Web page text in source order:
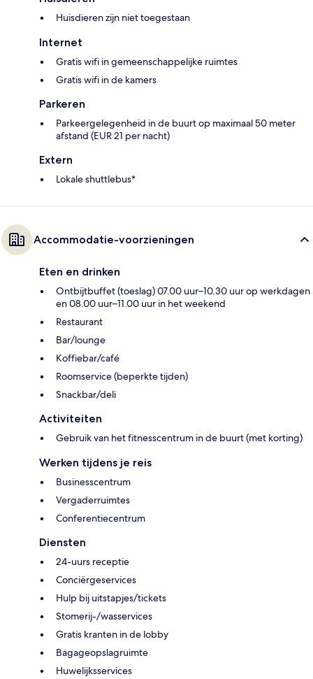
Huisdieren zijn niet toegestaan
Internet
Gratis wifi in gemeenschappelijke ruimtes
Gratis wifi in de kamers
Parkeren
Parkeergelegenheid in de buurt op maximaal 50 meter
afstand (EUR 21 per nacht)
Extern
Lokale shuttlebus*
Accommodatie-voorzieningen
Eten en drinken
Ontbijtbuffet (toeslag) 07.00 uur–10.30 uur op werkdagen
en 08.00 uur–11.00 uur in het weekend
Restaurant
Bar/lounge
Koffiebar/café
Roomservice (beperkte tijden)
Snackbar/deli
Activiteiten
Gebruik van het fitnesscentrum in de buurt (met korting)
Werken tijdens je reis
Businesscentrum
Vergaderruimtes
Conferentiecentrum
Diensten
24-uurs receptie
Conciërgeservices
Hulp bij uitstapjes/tickets
Stomerij-/wasservices
Gratis kranten in de lobby
Bagageopslagruimte
Huwelijksservices